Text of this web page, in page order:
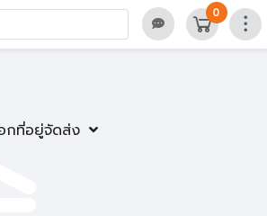
กที่อยู่จัดส่ง
0